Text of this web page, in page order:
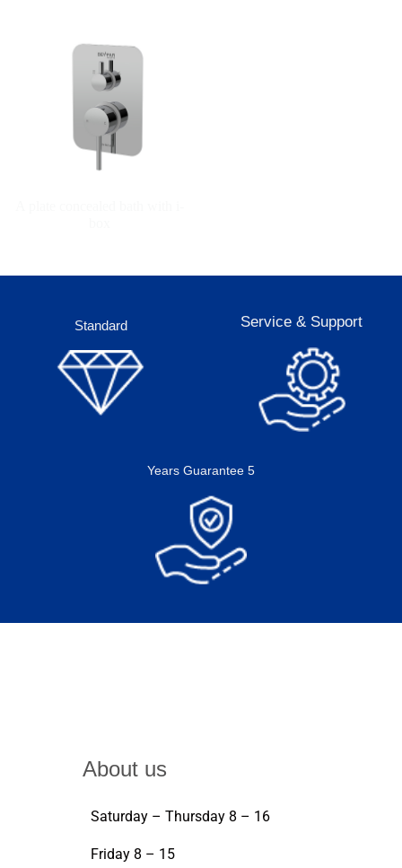
Service & Support
Standard
5 Years Guarantee
About us
Saturday – Thursday 8 – 16
Friday 8 – 15